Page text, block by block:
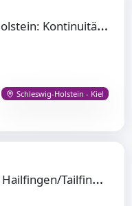
A
ntiziganismus in Schleswig-Holstein: Kontinuitäten und aktuelle Diskriminierungen
Schleswig-Holstein - Kiel
F
ace History KZ-Gedenkstätte Hailfingen/Tailfingen